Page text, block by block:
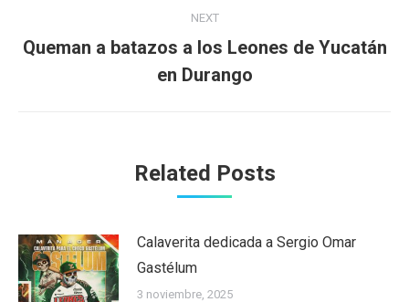
NEXT
Next
post:
Queman a batazos a los Leones de Yucatán
en Durango
Related Posts
Calaverita dedicada a Sergio Omar
Gastélum
3 noviembre, 2025